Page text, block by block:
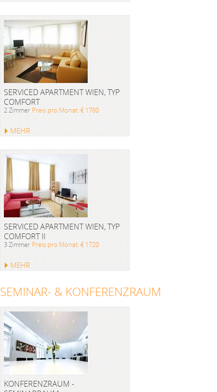
SERVICED APARTMENT WIEN, TYP
COMFORT
2 Zimmer Preis pro Monat: € 1780
MEHR
SERVICED APARTMENT WIEN, TYP
COMFORT II
3 Zimmer Preis pro Monat: € 1720
MEHR
SEMINAR- & KONFERENZRAUM
KONFERENZRAUM -